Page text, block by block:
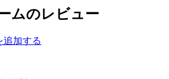
ムのレビュー
追加する